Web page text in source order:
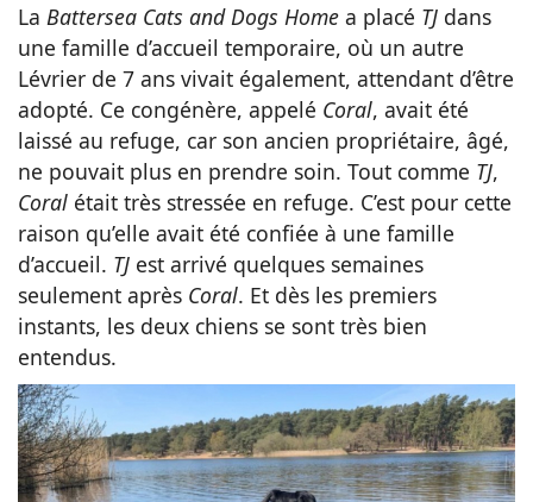
La Battersea Cats and Dogs Home a placé TJ dans
une famille d’accueil temporaire, où un autre
Lévrier de 7 ans vivait également, attendant d’être
adopté. Ce congénère, appelé Coral, avait été
laissé au refuge, car son ancien propriétaire, âgé,
ne pouvait plus en prendre soin. Tout comme TJ,
Coral était très stressée en refuge. C’est pour cette
raison qu’elle avait été confiée à une famille
d’accueil. TJ est arrivé quelques semaines
seulement après Coral. Et dès les premiers
instants, les deux chiens se sont très bien
entendus.